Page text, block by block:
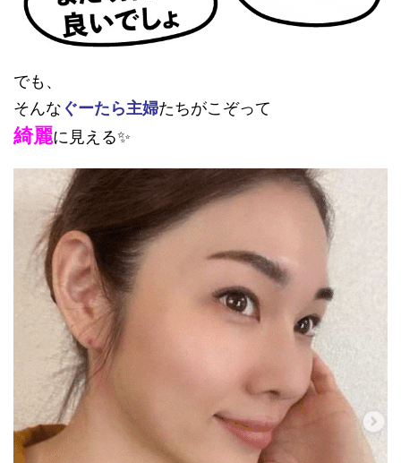
でも、
そんな ぐーたら主婦たちがこぞって
綺麗に見える✨